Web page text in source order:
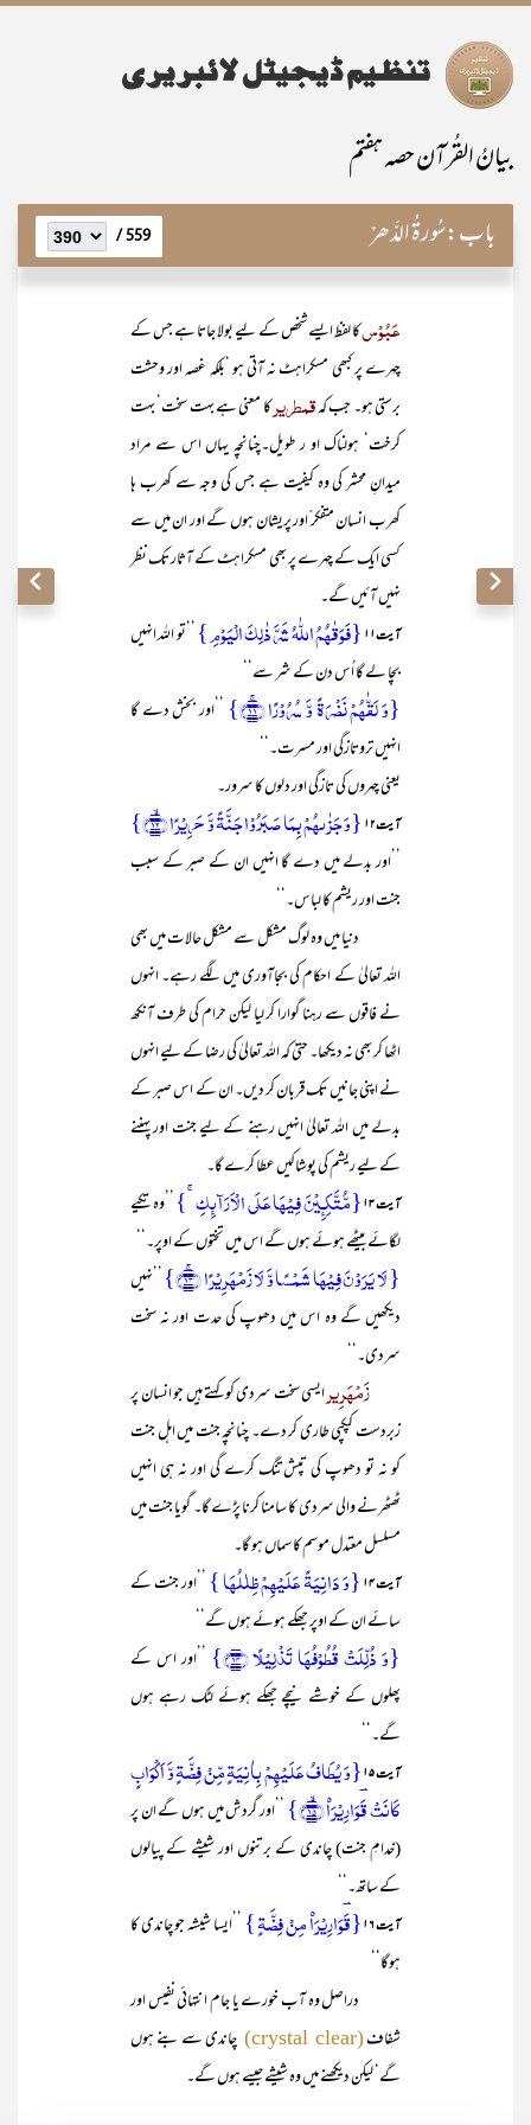
بیانُ القُرآن حصہ ہفتم
باب:سُورۃُ الدَّھْر 559 /
عَبُوْسکا لفظ ایسے شخص کے لیے بولا جاتا ہے جس کے
چہرے پر کبھی مسکراہٹ نہ آتی ہو ‘بلکہ غصہ اور وحشت
برستی ہو۔ جب کہقمطریرکا معنی ہے بہت سخت‘ بہت
کرخت‘ ہولناک او ر طویل۔چنانچہ یہاں اس سے مراد
میدانِ محشر کی وہ کیفیت ہے جس کی وجہ سے کھرب ہا
کھرب انسان متفکر ّاور پریشان ہوں گے اور ان میں سے
کسی ایک کے چہرے پر بھی مسکراہٹ کے آثار تک نظر
نہیں آئیں گے۔
آیت۱ ۱ {فَوَقٰہُمُ اللّٰہُ شَرَّ ذٰلِکَ الۡیَوۡمِ } ’’تو اللہ انہیں
بچا لے گا اُس دن کے شر سے‘‘
{وَ لَقّٰہُمۡ نَضۡرَۃً وَّ سُرُوۡرًا ﴿ۚ۱۱﴾}
’’اور بخش دے گا
انہیں تروتازگی اور مسرت۔‘‘
یعنی چہروں کی تازگی اور دلوں کا سرور۔
آیت ۱۲ {وَ جَزٰىہُمۡ بِمَا صَبَرُوۡا جَنَّۃً وَّ حَرِیۡرًا ﴿ۙ۱۲﴾}
’’اور بدلے میں دے گا انہیں ان کے صبر کے سبب
جنت اور ریشم کا لباس۔‘‘
دنیا میں وہ لوگ مشکل سے مشکل حالات میں بھی
اللہ تعالیٰ کے احکام کی بجاآوری میں لگے رہے۔ انہوں
نے فاقوں سے رہنا گوارا کر لیا لیکن حرام کی طرف آنکھ
اٹھا کر بھی نہ دیکھا۔ حتیٰ کہ اللہ تعالیٰ کی رضا کے لیے انہوں
نے اپنی جانیں تک قربان کر دیں۔ ان کے اس صبر کے
بدلے میں اللہ تعالیٰ انہیں رہنے کے لیے جنت اور پہننے
کے لیے ریشم کی پوشاکیں عطا کرے گا۔
آیت ۱۳ {مُّتَّکِـِٕیۡنَ فِیۡہَا عَلَی الۡاَرَآئِکِ ۚ} ’’وہ تکیے
لگائے بیٹھے ہوئے ہوں گے اس میں تختوں کے اوپر۔‘‘
{ لَا یَرَوۡنَ فِیۡہَا شَمۡسًا وَّ لَا زَمۡہَرِیۡرًا ﴿ۚ۱۳﴾}
’’نہیں
دیکھیں گے وہ اس میں دھوپ کی حدت اور نہ سخت
سردی۔‘‘
زَمْہَرِیرایسی سخت سردی کو کہتے ہیں جو انسان پر
زبردست کپکپی طاری کر دے۔ چنانچہ جنت میں اہل جنت
کو نہ تو دھوپ کی تپش تنگ کرے گی اور نہ ہی انہیں
ٹھٹھرنے والی سردی کا سامنا کرنا پڑے گا۔ گویا جنت میں
مسلسل معتدل موسم کا سماں ہو گا۔
آیت ۱۴ {وَ دَانِیَۃً عَلَیۡہِمۡ ظِلٰلُہَا } ’’اور جنت کے
سائے ان کے اوپر جھکے ہوئے ہوں گے‘‘
{وَ ذُلِّلَتۡ قُطُوۡفُہَا تَذۡلِیۡلًا ﴿۱۴﴾}
’’اور اس کے
پھلوں کے خوشے نیچے جھکے ہوئے لٹک رہے ہوں
گے۔‘‘
آیت ۱۵ {وَ یُطَافُ عَلَیۡہِمۡ بِاٰنِیَۃٍ مِّنۡ فِضَّۃٍ وَّ اَکۡوَابٍ
کَانَتۡ قَؔوَارِیۡرَا۠ ﴿ۙ۱۵﴾}
’’اور گردش میں ہوں گے ان پر
(خدامِ جنت) چاندی کے برتنوں اور شیشے کے پیالوں
کے ساتھ۔‘‘
آیت ۱۶ {قَؔ‍وَارِیۡرَا۠ مِنۡ فِضَّۃٍ } ’’ایسا شیشہ جو چاندی کا
ہوگا‘‘
دراصل وہ آب خورے یا جام انتہائی نفیس اور
شفاف(crystal clear)
چاندی سے بنے ہوں
گے‘ لیکن دیکھنے میں وہ شیشے جیسے ہوں گے۔